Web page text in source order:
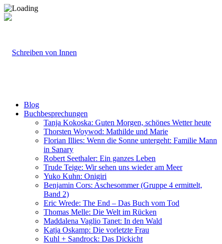
Blog
Buchbesprechungen
Tanja Kokoska: Guten Morgen, schönes Wetter heute
Thorsten Woywod: Mathilde und Marie
Florian Illies: Wenn die Sonne untergeht: Familie Mann
in Sanary
Robert Seethaler: Ein ganzes Leben
Trude Teige: Wir sehen uns wieder am Meer
Yuko Kuhn: Onigiri
Benjamin Cors: Aschesommer (Gruppe 4 ermittelt,
Band 2)
Eric Wrede: The End – Das Buch vom Tod
Thomas Melle: Die Welt im Rücken
Maddalena Vaglio Tanet: In den Wald
Katja Oskamp: Die vorletzte Frau
Kuhl + Sandrock: Das Dickicht